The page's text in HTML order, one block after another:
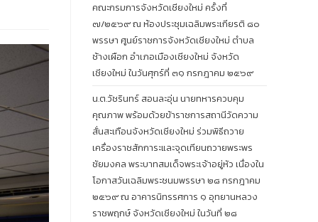
คณะกรมการจังหวัดเชียงใหม่ ครั้งที่
๗/๒๕๖๙ ณ ห้องประชุมเฉลิมพระเกียรติ ๘๐
พรรษา ศูนย์ราชการจังหวัดเชียงใหม่ ตำบล
ช้างเผือก อำเภอเมืองเชียงใหม่ จังหวัด
เชียงใหม่ ในวันศุกร์ที่ ๓๑ กรกฎาคม ๒๕๖๙
น.ต.วัชรินทร์ สอนละอุ่น นายทหารควบคุม
คุณภาพ พร้อมด้วยข้าราชการสถานีวัดความ
สั่นสะเทือนจังหวัดเชียงใหม่ ร่วมพิธีถวาย
เครื่องราชสักการะและจุดเทียนถวายพระพร
ชัยมงคล พระบาทสมเด็จพระเจ้าอยู่หัว เนื่องใน
โอกาสวันเฉลิมพระชนมพรรษา ๒๘ กรกฎาคม
๒๕๖๙ ณ อาคารนิทรรศการ ๑ อุทยานหลวง
ราชพฤกษ์ จังหวัดเชียงใหม่ ในวันที่ ๒๘